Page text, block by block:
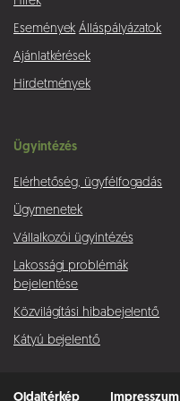
Események Álláspályázatok
Ajánlatkérések
Hirdetmények
Ügyintézés
Elérhetőség, ügyfélfogadás
Ügymenetek
Vállalkozói ügyintézés
Lakossági problémák
bejelentése
Közvilágítási hibabejelentő
Kátyú bejelentő
Oldaltérkép Impresszum